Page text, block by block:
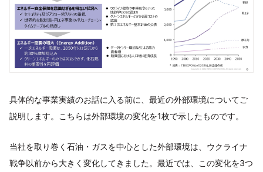
具体的な事業実績のお話に入る前に、最近の外部環境についてご
説明します。こちらは外部環境の変化を1枚で示したものです。
当社を取り巻く石油・ガスを中心とした外部環境は、ウクライナ
戦争以前から大きく変化してきました。最近では、この変化を3つ